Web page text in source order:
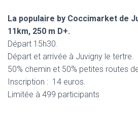
La populaire by Coccimarket de
11km, 250 m D+.
Départ 15h30.
Départ et arrivée à Juvigny le tertre.
50% chemin et 50% petites routes
Inscription : 14 euros.
Limitée à 499 participants